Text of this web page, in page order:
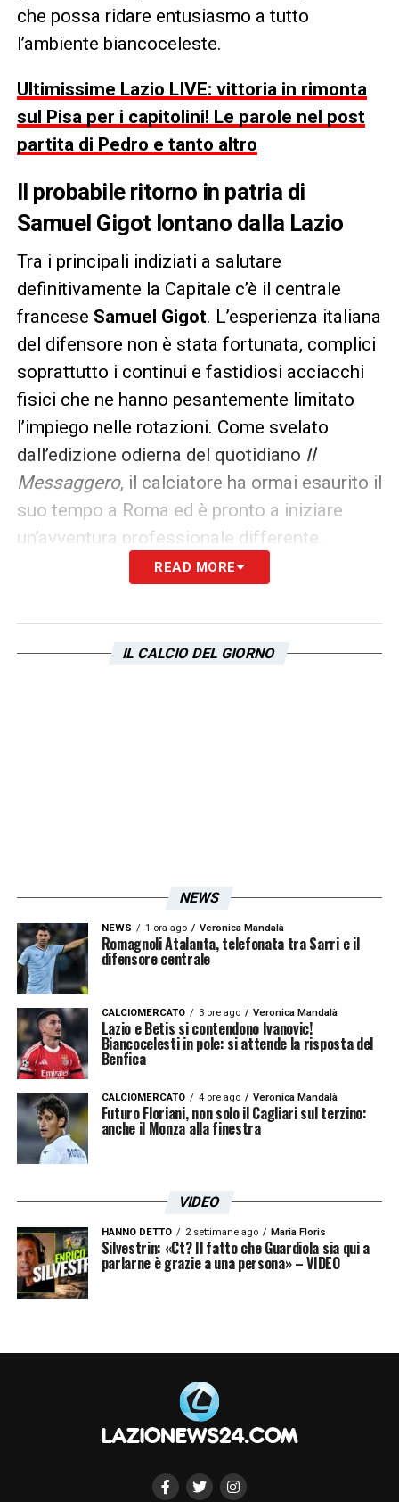
che possa ridare entusiasmo a tutto
l’ambiente biancoceleste.
Ultimissime Lazio LIVE: vittoria in rimonta
sul Pisa per i capitolini! Le parole nel post
partita di Pedro e tanto altro
Il probabile ritorno in patria di
Samuel Gigotlontano dalla Lazio
Tra i principali indiziati a salutare
definitivamente la Capitale c’è il centrale
francese Samuel Gigot. L’esperienza italiana
del difensore non è stata fortunata, complici
soprattutto i continui e fastidiosi acciacchi
fisici che ne hanno pesantemente limitato
l’impiego nelle rotazioni. Come svelato
dall’edizione odierna del quotidiano Il
Messaggero, il calciatore ha ormai esaurito il
suo tempo a Roma ed è pronto a iniziare
un’avventura professionale differente.
Sulle sue tracce si sta muovendo con
per affidargli le chiavi della retroguardia. I
già stata accarezzata e poi rimandata nel
corso del mese di gennaio, proprio a causa
delle precarie condizioni fisiche del
giocatore che avevano frenato i club
acquirenti. Ora, invece, il trasferimento
sembra essere solamente una questione di
tempo. A spingere la società verso la
cessione ci sono anche ragioni strettamente
economiche: il centrale è legato ai capitolini
da un contratto valido fino al 2027, ma
percepisce un ingaggio decisamente elevato
rispetto al reale contributo offerto all’interno
del rettangolo di gioco. La partenza di
Samuel Gigot permetterà alle casse
societarie di respirare, garantendo ai vertici
LA PLAYLIST DELLE NOSTRE TOP NEWS
READ MORE
IL CALCIO DEL GIORNO
NEWS
NEWS 1 ora ago Veronica Mandalà
Romagnoli Atalanta, telefonata tra Sarri e il
difensore centrale
CALCIOMERCATO 3 ore ago Veronica Mandalà
Lazio e Betis si contendono Ivanovic!
Biancocelesti in pole: si attende la risposta del
Benfica
CALCIOMERCATO 4 ore ago Veronica Mandalà
Futuro Floriani, non solo il Cagliari sul terzino:
anche il Monza alla finestra
VIDEO
HANNO DETTO 2 settimane ago Maria Floris
Silvestrin: «Ct? Il fatto che Guardiola sia qui a
parlarne è grazie a una persona» – VIDEO